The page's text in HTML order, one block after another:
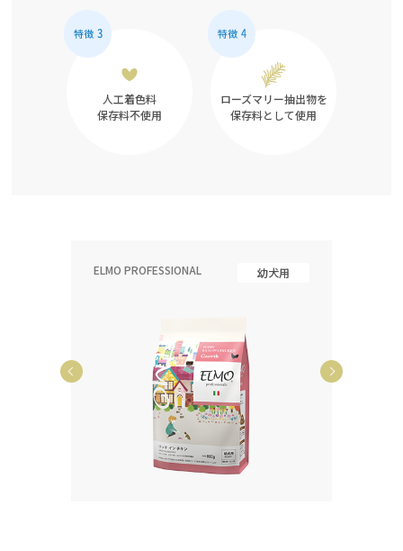
人工着色料
保存料不使用
ローズマリー抽出物を
保存料として使用
ELMO PROFESSIONAL 幼犬用